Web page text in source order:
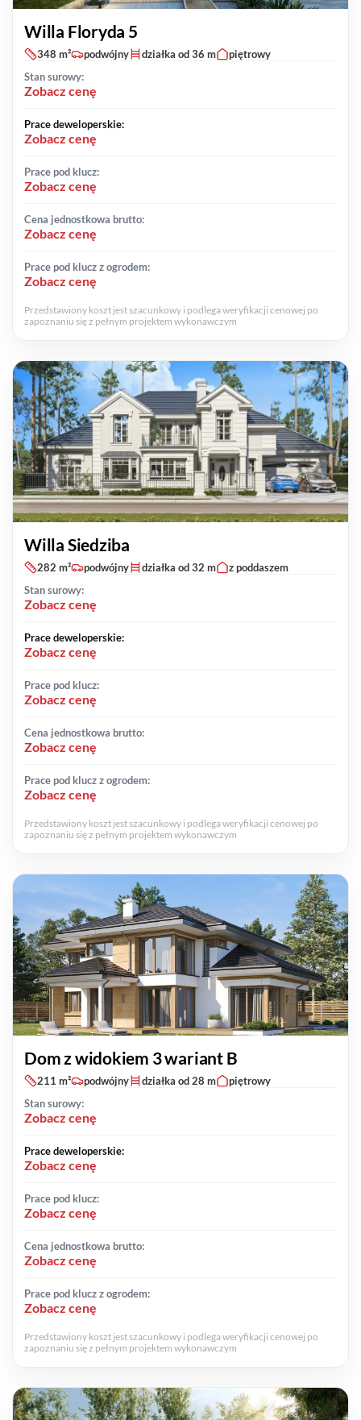
Willa Floryda 5
348 m² podwójny działka od 36 m
piętrowy
Stan surowy:
Zobacz cenę
Prace deweloperskie:
Zobacz cenę
Prace pod klucz:
Zobacz cenę
Cena jednostkowa brutto:
Zobacz cenę
Prace pod klucz z ogrodem:
Zobacz cenę
Przedstawiony koszt jest szacunkowy i podlega weryfikacji cenowej po
zapoznaniu się z pełnym projektem wykonawczym
Willa Siedziba
282 m² podwójny działka od 32 m
z poddaszem
Stan surowy:
Zobacz cenę
Prace deweloperskie:
Zobacz cenę
Prace pod klucz:
Zobacz cenę
Cena jednostkowa brutto:
Zobacz cenę
Prace pod klucz z ogrodem:
Zobacz cenę
Przedstawiony koszt jest szacunkowy i podlega weryfikacji cenowej po
zapoznaniu się z pełnym projektem wykonawczym
Dom z widokiem 3 wariant B
211 m² podwójny działka od 28 m
piętrowy
Stan surowy:
Zobacz cenę
Prace deweloperskie:
Zobacz cenę
Prace pod klucz:
Zobacz cenę
Cena jednostkowa brutto:
Zobacz cenę
Prace pod klucz z ogrodem:
Zobacz cenę
Przedstawiony koszt jest szacunkowy i podlega weryfikacji cenowej po
zapoznaniu się z pełnym projektem wykonawczym